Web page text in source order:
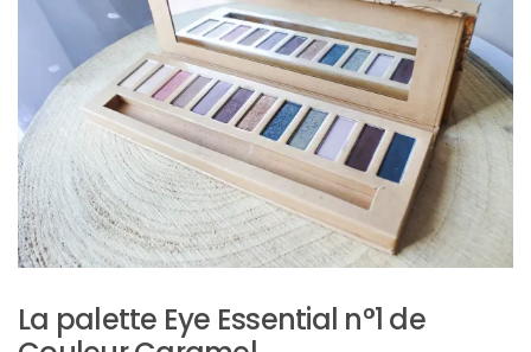
sac
en
soie
et
cuir
au
luxe
discret
La palette Eye Essential n°1 de